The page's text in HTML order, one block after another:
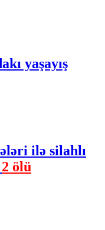
yaşayış
ilə silahlı
2 ölü